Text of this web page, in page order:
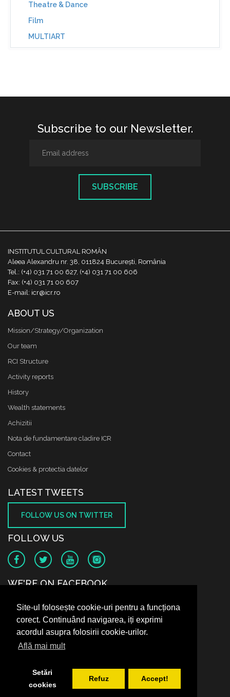
Site-ul folosește cookie-uri pentru a funcționa
corect. Continuând navigarea, iți exprimi
acordul asupra folosirii cookie-urilor.
Află mai mult
Setări
cookies
Refuz Accept!
Theatre & Dance
Film
MULTIART
Subscribe to our Newsletter.
SUBSCRIBE
INSTITUTUL CULTURAL ROMÂN
Aleea Alexandru nr. 38, 011824 București, România
Tel.: (+4) 031 71 00 627, (+4) 031 71 00 606
Fax: (+4) 031 71 00 607
E-mail: icr@icr.ro
ABOUT US
Mission/Strategy/Organization
Our team
RCI Structure
Activity reports
History
Wealth statements
Achizitii
Nota de fundamentare cladire ICR
Contact
Cookies & protectia datelor
LATEST TWEETS
FOLLOW US ON TWITTER
FOLLOW US
WE'RE ON FACEBOOK